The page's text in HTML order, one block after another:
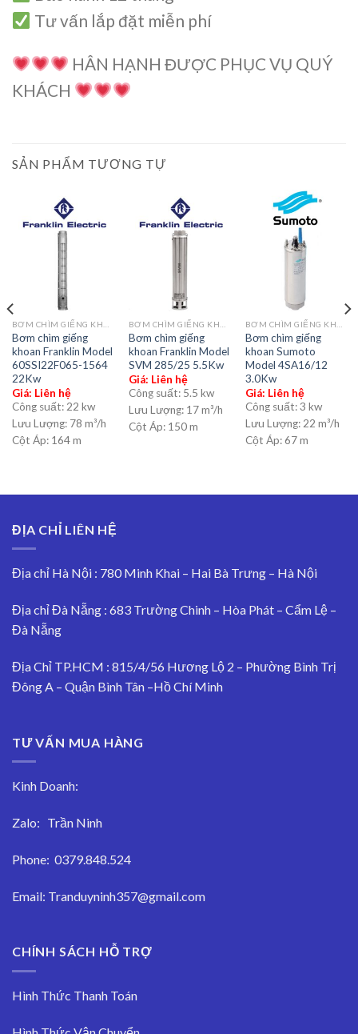
Tư vấn lắp đặt miễn phí
HÂN HẠNH ĐƯỢC PHỤC VỤ QUÝ
KHÁCH
SẢN PHẨM TƯƠNG TỰ
Bơm chìm giếng
khoan Franklin Model
60SSI22F065-1564
22Kw
Giá: Liên hệ
Công suất:22 kw
Lưu Lượng: 78 m³/h
Cột Áp: 164 m
Bơm chìm giếng
khoan Franklin Model
SVM 285/25 5.5Kw
Giá: Liên hệ
Công suất: 5.5 kw
Lưu Lượng: 17 m³/h
Cột Áp: 150 m
Bơm chìm giếng
khoan Sumoto
Model 4SA16/12
3.0Kw
Giá: Liên hệ
Công suất:3 kw
Lưu Lượng:22 m³/h
Cột Áp:67 m
ĐỊA CHỈ LIÊN HỆ
Địa chỉ Hà Nội : 780 Minh Khai – Hai Bà Trưng – Hà Nội
Địa chỉ Đà Nẵng : 683 Trường Chinh – Hòa Phát – Cẩm Lệ –
Đà Nẵng
Địa Chỉ TP.HCM : 815/4/56 Hương Lộ 2 – Phường Bình Trị
Đông A – Quận Bình Tân –Hồ Chí Minh
TƯ VẤN MUA HÀNG
Kinh Doanh:
Zalo: Trần Ninh
Phone: 0379.848.524
Email: Tranduyninh357@gmail.com
CHÍNH SÁCH HỖ TRỢ
Hình Thức Thanh Toán